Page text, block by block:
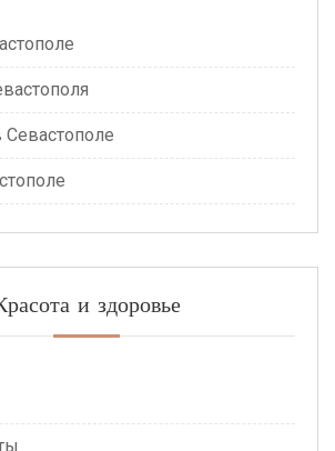
Севастополе
и здоровье